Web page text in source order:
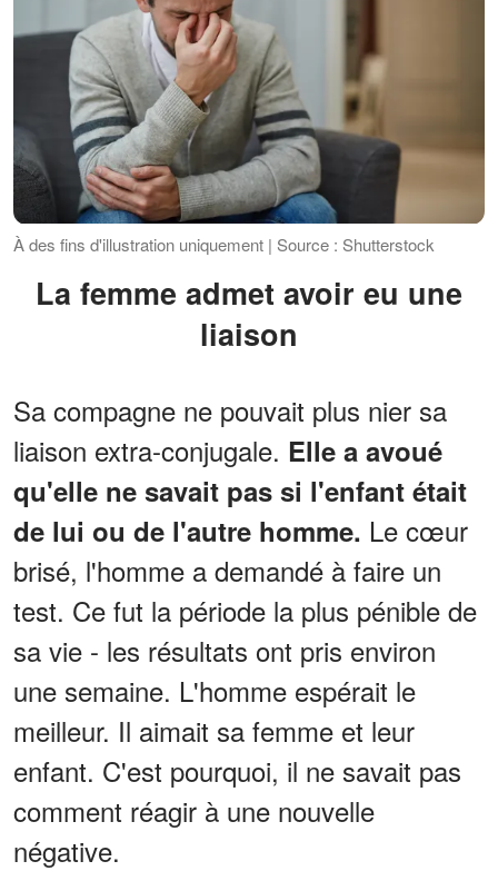
À des fins d'illustration uniquement | Source : Shutterstock
La femme admet avoir eu une
liaison
Sa compagne ne pouvait plus nier sa
liaison extra-conjugale. Elle a avoué
qu'elle ne savait pas si l'enfant était
de lui ou de l'autre homme. Le cœur
brisé, l'homme a demandé à faire un
test. Ce fut la période la plus pénible de
sa vie - les résultats ont pris environ
une semaine. L'homme espérait le
meilleur. Il aimait sa femme et leur
enfant. C'est pourquoi, il ne savait pas
comment réagir à une nouvelle
négative.